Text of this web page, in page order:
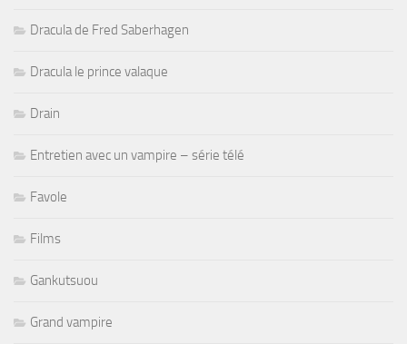
Dracula de Fred Saberhagen
Dracula le prince valaque
Drain
Entretien avec un vampire – série télé
Favole
Films
Gankutsuou
Grand vampire